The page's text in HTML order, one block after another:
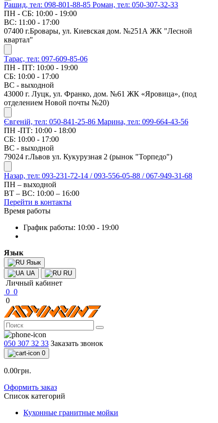
Рашид, тел: 098-801-88-85 Роман, тел: 050-307-32-33
ПН - СБ: 10:00 - 19:00
ВС: 11:00 - 17:00
07400 г.Бровары, ул. Киевская дом. №251А ЖК "Лесной
квартал"
Тарас, тел: 097-609-85-06
ПН - ПТ: 10:00 - 19:00
СБ: 10:00 - 17:00
ВС - выходной
43000 г. Луцк, ул. Франко, дом. №61 ЖК «Яровица», (под
отделением Новой почты №20)
Євгеній, тел: 050-841-25-86 Марина, тел: 099-664-43-56
ПН -ПТ: 10:00 - 18:00
СБ: 10:00 - 17:00
ВС - выходной
79024 г.Львов ул. Кукурузная 2 (рынок "Торпедо")
Назар, тел: 093-231-72-14 / 093-556-05-88 / 067-949-31-68
ПН – выходной
ВТ – ВС: 10:00 – 16:00
Перейти в контакты
Время работы
График работы: 10:00 - 19:00
Язык
Язык
UA
RU
Личный кабинет
0 0
0
050 307 32 33 Заказать звонок
0
0.00грн.
Оформить заказ
Список категорий
Кухонные гранитные мойки